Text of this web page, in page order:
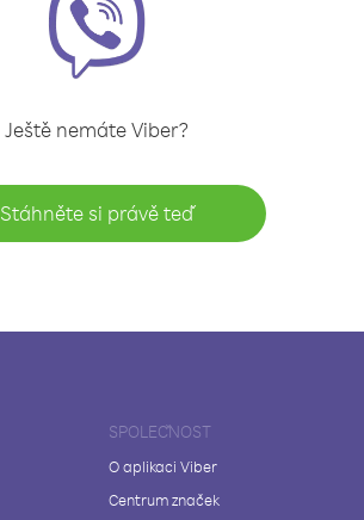
Ještě nemáte Viber?
Stáhněte si právě teď
SPOLEČNOST
O aplikaci Viber
Centrum značek